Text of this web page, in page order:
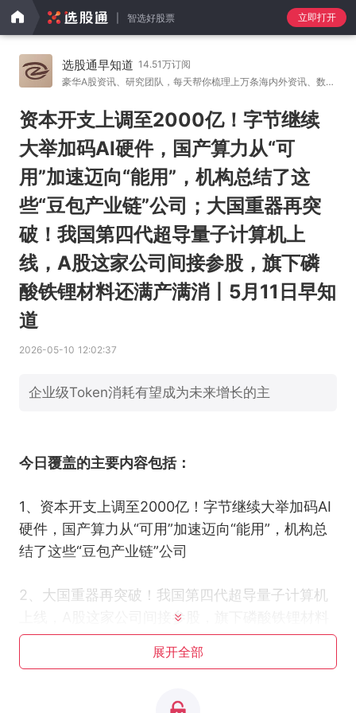
智选好股票 立即打开
选股通早知道 14.51万订阅
豪华A股资讯、研究团队，每天帮你梳理上万条海内外资讯、数…
资本开支上调至2000亿！字节继续
大举加码AI硬件，国产算力从“可
用”加速迈向“能用”，机构总结了这
些“豆包产业链”公司；大国重器再突
破！我国第四代超导量子计算机上
线，A股这家公司间接参股，旗下磷
酸铁锂材料还满产满消丨5月11日早知
道
2026-05-10 12:02:37
企业级Token消耗有望成为未来增长的主
今日覆盖的主要内容包括：
1、资本开支上调至2000亿！字节继续大举加码AI
硬件，国产算力从“可用”加速迈向“能用”，机构总
结了这些“豆包产业链”公司
2、大国重器再突破！我国第四代超导量子计算机
上线，A股这家公司间接参股，旗下磷酸铁锂材料
还满产满消
能，挖到一只合作商钠离子电池正极材料已累计实
展开全部